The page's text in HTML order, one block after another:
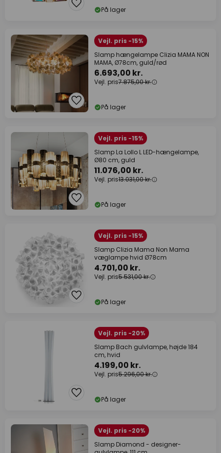
På lager
Vejl. pris -15%
Slamp hængelampe Clizia MAMA NON
MAMA, Ø78cm, guld/rød
6.693,00 kr.
Vejl. pris7.875,00 kr.
På lager
Vejl. pris -15%
Slamp La Lollo L LED-hængelampe,
Ø80 cm, guld
11.076,00 kr.
Vejl. pris13.031,00 kr.
På lager
Vejl. pris -15%
Slamp Clizia Mama Non Mama
væglampe hvid Ø78cm
4.701,00 kr.
Vejl. pris5.531,00 kr.
På lager
Vejl. pris -20%
Slamp Bach gulvlampe, højde 184
cm, hvid
4.199,00 kr.
Vejl. pris5.296,00 kr.
På lager
Vejl. pris -20%
Slamp Diamond - designer-